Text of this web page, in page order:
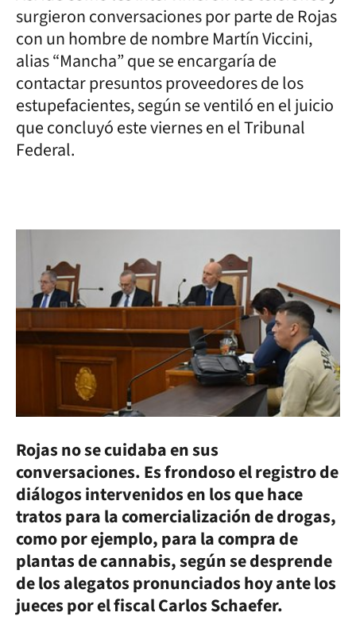
surgieron conversaciones por parte de Rojas
con un hombre de nombre Martín Viccini,
alias “Mancha” que se encargaría de
contactar presuntos proveedores de los
estupefacientes, según se ventiló en el juicio
que concluyó este viernes en el Tribunal
Federal.
Rojas no se cuidaba en sus
conversaciones. Es frondoso el registro de
diálogos intervenidos en los que hace
tratos para la comercialización de drogas,
como por ejemplo, para la compra de
plantas de cannabis, según se desprende
de los alegatos pronunciados hoy ante los
jueces por el fiscal Carlos Schaefer.